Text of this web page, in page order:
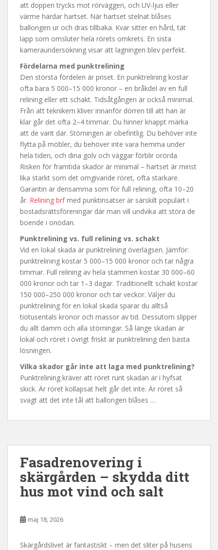
att doppen trycks mot rörväggen, och UV-ljus eller
värme härdar hartset. När hartset stelnat blåses
ballongen ur och dras tillbaka. Kvar sitter en hård, tät
lapp som omsluter hela rörets omkrets. En sista
kameraundersökning visar att lagningen blev perfekt.
Fördelarna med punktrelining
Den största fördelen är priset. En punktrelining kostar
ofta bara 5 000–15 000 kronor – en bråkdel av en full
relining eller ett schakt. Tidsåtgången är också minimal.
Från att teknikern kliver innanför dörren till att han är
klar går det ofta 2–4 timmar. Du hinner knappt märka
att de varit där. Störningen är obefintlig. Du behöver inte
flytta på möbler, du behöver inte vara hemma under
hela tiden, och dina golv och väggar förblir orörda.
Risken för framtida skador är minimal – hartset är minst
lika starkt som det omgivande röret, ofta starkare.
Garantin är densamma som för full relining, ofta 10–20
år. Relining brfmed punktinsatser är särskilt populärt i
bostadsrättsföreningar där man vill undvika att störa de
boende i onödan.
Punktrelining vs. full relining vs. schakt
Vid en lokal skada är punktrelining överlägsen. Jämför:
punktrelining kostar 5 000–15 000 kronor och tar några
timmar. Full relining av hela stammen kostar 30 000–60
000 kronor och tar 1–3 dagar. Traditionellt schakt kostar
150 000–250 000 kronor och tar veckor. Väljer du
punktrelining för en lokal skada sparar du alltså
tiotusentals kronor och massor av tid. Dessutom slipper
du allt damm och alla störningar. Så länge skadan är
lokal och röret i övrigt friskt är punktrelining den bästa
lösningen.
Vilka skador går inte att laga med punktrelining?
Punktrelining kräver att röret runt skadan är i hyfsat
skick. Är röret kollapsat helt går det inte. Är röret så
svagt att det inte tål att ballongen blåses …
Fasadrenovering i
skärgården – skydda ditt
hus mot vind och salt
maj 18, 2026
Skärgårdslivet är fantastiskt – men det sliter på husens